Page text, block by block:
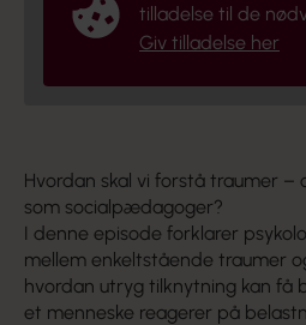
tilladelse til de
Giv tilladelse her
Hvordan skal vi forstå traumer
som socialpædagoger?
I denne episode forklarer
mellem enkeltstående traumer
hvordan utryg tilknytning kan få
et menneske reagerer på